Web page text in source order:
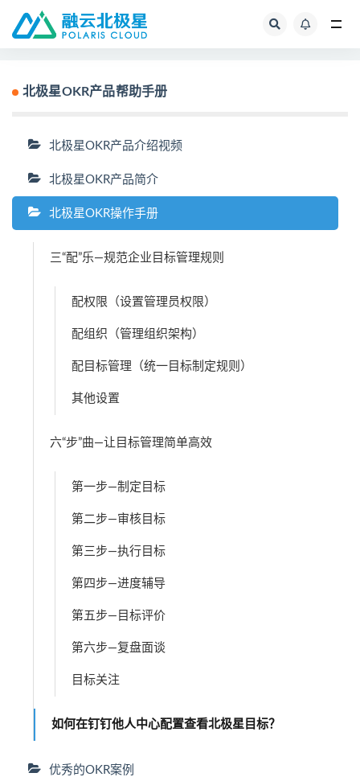
北极星OKR产品帮助手册
北极星OKR产品介绍视频
北极星OKR产品简介
北极星OKR操作手册
三“配”乐—规范企业目标管理规则
配权限（设置管理员权限）
配组织（管理组织架构）
配目标管理（统一目标制定规则）
其他设置
六“步”曲—让目标管理简单高效
第一步—制定目标
第二步—审核目标
第三步—执行目标
第四步—进度辅导
第五步—目标评价
第六步—复盘面谈
目标关注
如何在钉钉他人中心配置查看北极星目标？
优秀的OKR案例